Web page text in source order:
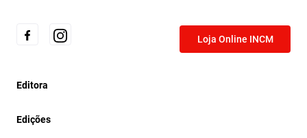
Loja Online INCM
Editora
Edições